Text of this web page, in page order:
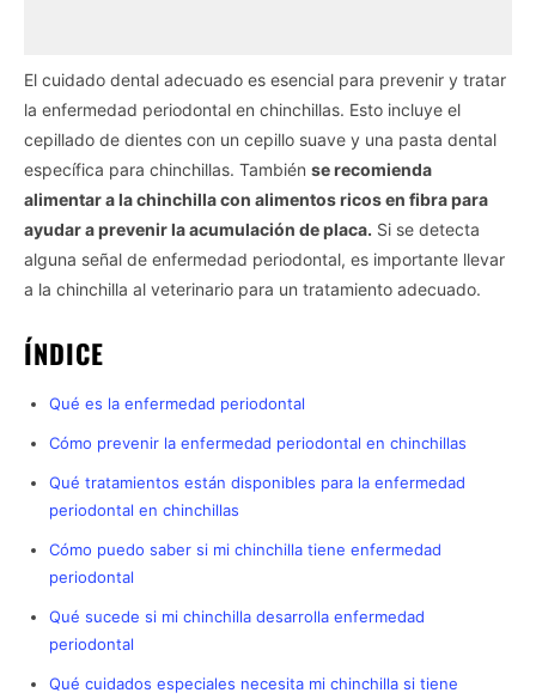
El cuidado dental adecuado es esencial para prevenir y tratar
la enfermedad periodontal en chinchillas. Esto incluye el
cepillado de dientes con un cepillo suave y una pasta dental
específica para chinchillas. También se recomienda
alimentar a la chinchilla con alimentos ricos en fibra para
ayudar a prevenir la acumulación de placa. Si se detecta
alguna señal de enfermedad periodontal, es importante llevar
a la chinchilla al veterinario para un tratamiento adecuado.
ÍNDICE
Qué es la enfermedad periodontal
Cómo prevenir la enfermedad periodontal en chinchillas
Qué tratamientos están disponibles para la enfermedad
periodontal en chinchillas
Cómo puedo saber si mi chinchilla tiene enfermedad
periodontal
Qué sucede si mi chinchilla desarrolla enfermedad
periodontal
Qué cuidados especiales necesita mi chinchilla si tiene